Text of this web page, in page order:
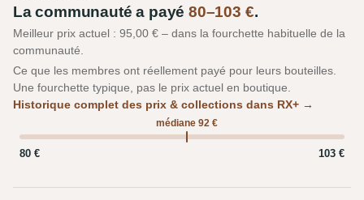
La communauté a payé80–103 €.
Meilleur prix actuel : 95,00 € – dans la fourchette habituelle de la
communauté.
Ce que les membres ont réellement payé pour leurs bouteilles.
Une fourchette typique, pas le prix actuel en boutique.
Historique complet des prix & collections dans RX+ →
médiane 92 €
80 € 103 €